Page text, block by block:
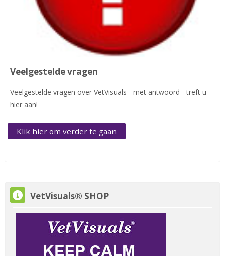
Veelgestelde vragen
Veelgestelde vragen over VetVisuals - met antwoord - treft u
hier aan!
Klik hier om verder te gaan
VetVisuals® SHOP overslaan
VetVisuals® SHOP